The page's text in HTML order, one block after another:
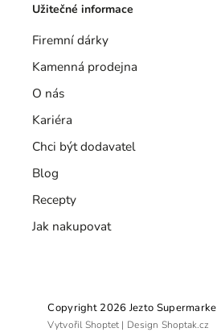
Užitečné informace
Firemní dárky
Kamenná prodejna
O nás
Kariéra
Chci být dodavatel
Blog
Recepty
Jak nakupovat
Copyright 2026 Jezto
VytvořilShoptet | DesignShoptak.cz